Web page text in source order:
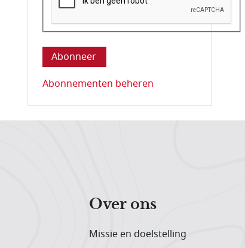
Deze vraag is om te controleren dat u
Abonnementen beheren
Over ons
Missie en doelstelling